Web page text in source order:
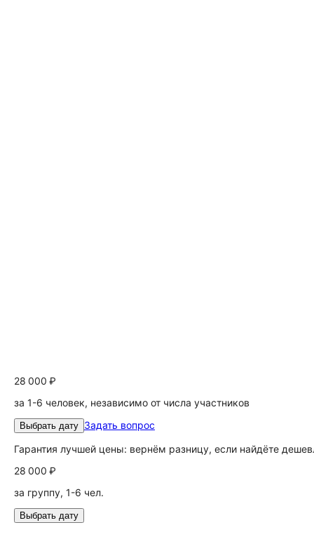
28 000 ₽
за 1-6 человек, независимо от числа участников
Выбрать дату Задать вопрос
Гарантия лучшей цены: вернём разницу, если найдёте
28 000 ₽
за группу, 1-6 чел.
Выбрать дату